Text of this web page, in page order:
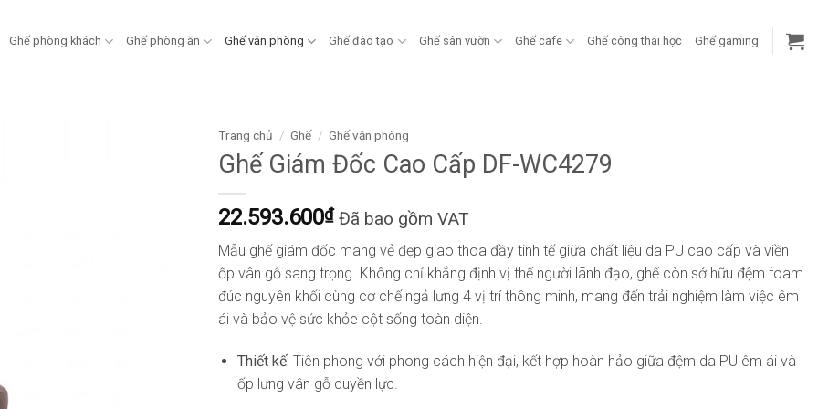
Ghế phòng khách Ghế phòng ăn Ghế văn phòng Ghế đào tạo Ghế sân vườn Ghế cafe Ghế công thái học Ghế gaming
Trang chủ / Ghế / Ghế văn phòng
Ghế Giám Đốc Cao Cấp DF-WC4279
22.593.600₫ Đã bao gồm VAT
Mẫu ghế giám đốc mang vẻ đẹp giao thoa đầy tinh tế giữa chất liệu da PU cao cấp và viền
ốp vân gỗ sang trọng. Không chỉ khẳng định vị thế người lãnh đạo, ghế còn sở hữu đệm foam
đúc nguyên khối cùng cơ chế ngả lưng 4 vị trí thông minh, mang đến trải nghiệm làm việc êm
ái và bảo vệ sức khỏe cột sống toàn diện.
Thiết kế: Tiên phong với phong cách hiện đại, kết hợp hoàn hảo giữa đệm da PU êm ái và
ốp lưng vân gỗ quyền lực.